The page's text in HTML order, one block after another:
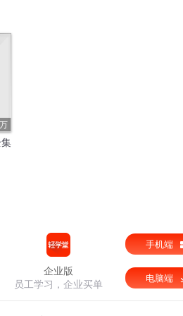
集
企业版
员工学习，企业买单
手机端
电脑端